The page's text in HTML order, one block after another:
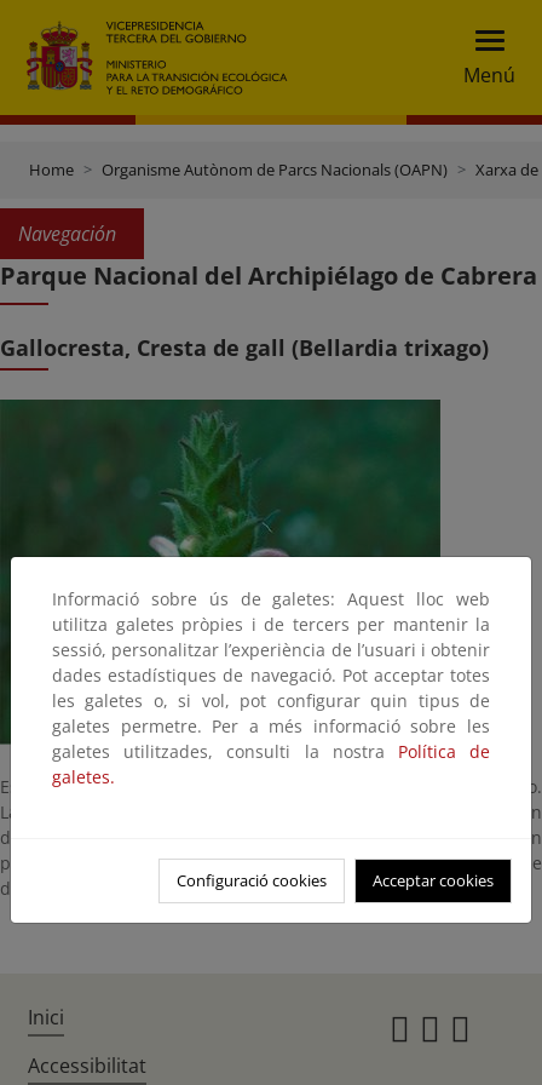
Menú
Home Organisme Autònom de Parcs Nacionals (OAPN) Xarxa
Navegación
Parque Nacional del Archipiélago de Cabrera
Gallocresta, Cresta de gall (Bellardia trixago)
Es una planta anual que florece entre los meses de abril a julio.
Las flores son claramente zigomorfas, con dos labios bien
definidos, el inferior blanquecino, a veces amarillo. Habita en
praderas rocosas y secas y es fácil verlas formando grupos. Se
distribuye por todo el ámbito Mediterráneo.
Informació sobre ús de galetes: Aquest lloc web
utilitza galetes pròpies i de tercers per mantenir la
sessió, personalitzar l’experiència de l’usuari i obtenir
dades estadístiques de navegació. Pot acceptar totes
les galetes o, si vol, pot configurar quin tipus de
galetes permetre. Per a més informació sobre les
galetes utilitzades, consulti la nostra Política de
galetes.
Configuració cookies Acceptar cookies
Inici
Accessibilitat